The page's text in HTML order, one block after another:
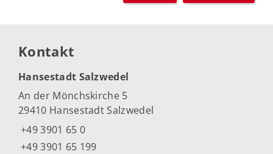
Kontakt
Hansestadt Salzwedel
An der Mönchskirche 5
29410 Hansestadt Salzwedel
+49 3901 65 0
+49 3901 65 199